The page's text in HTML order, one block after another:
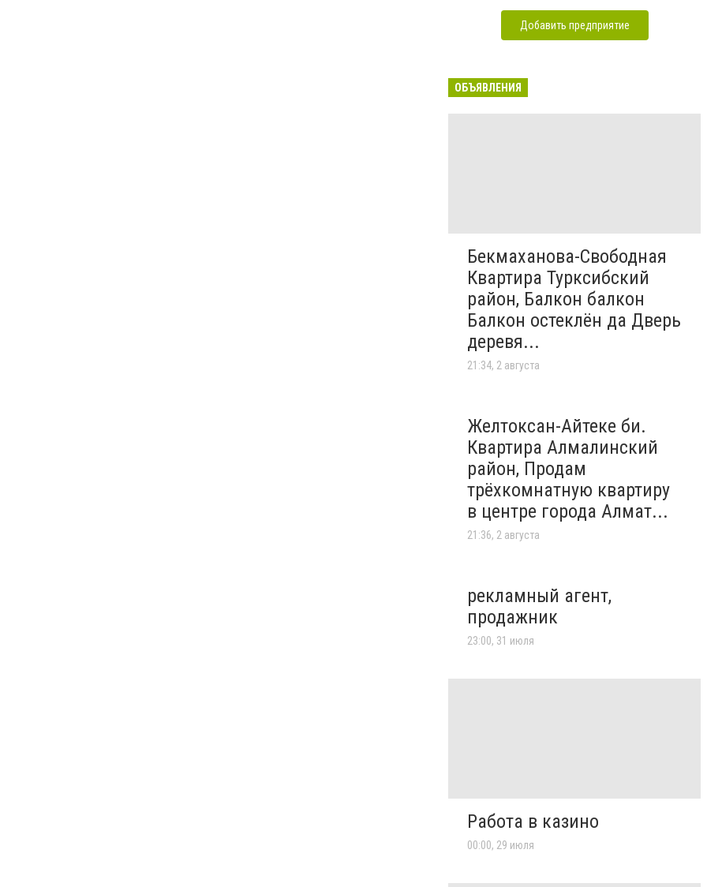
Добавить предприятие
ОБЪЯВЛЕНИЯ
Бекмаханова-Свободная
Квартира Турксибский
район, Балкон балкон
Балкон остеклён да Дверь
деревя...
21:34, 2 августа
Желтоксан-Айтеке би.
Квартира Алмалинский
район, Продам
трёхкомнатную квартиру
в центре города Алмат...
21:36, 2 августа
рекламный агент,
продажник
23:00, 31 июля
Работа в казино
00:00, 29 июля